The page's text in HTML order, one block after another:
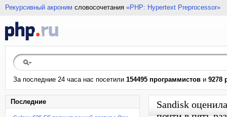
Рекурсивный акроним словосочетания «PHP: Hypertext Preprocessor»
За последние 24 часа нас посетили 154495 программистов и 9278
Последние
Sandisk